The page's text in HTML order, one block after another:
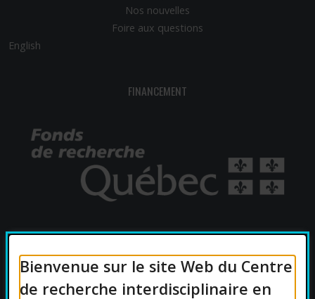
Bienvenue sur le site Web du Centre
de recherche interdisciplinaire en
Nos nouvelles
Foire aux questions
English
FINANCEMENT
AFFILIATIONS UNIVERSITAIRES